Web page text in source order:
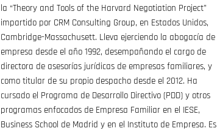
la “Theory and Tools of the Harvard Negotiation Project”
impartido por CRM Consulting Group, en Estados Unidos,
Cambridge-Massachusett. Lleva ejerciendo la abogacía de
empresa desde el año 1992, desempañando el cargo de
directora de asesorías jurídicas de empresas familiares, y
como titular de su propio despacho desde el 2012. Ha
cursado el Programa de Desarrollo Directivo (PDD) y otros
programas enfocados de Empresa Familiar en el IESE,
Business School de Madrid y en el Instituto de Empresa. Es